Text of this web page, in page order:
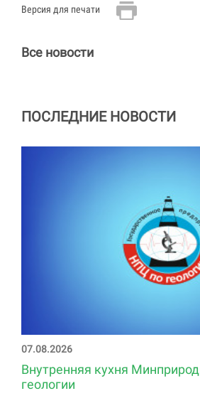
Версия для печати
Все новости
ПОСЛЕДНИЕ НОВОСТИ
07.08.2026
Внутренняя кухня
геологии